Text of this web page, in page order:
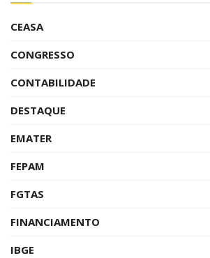
CEASA
CONGRESSO
CONTABILIDADE
DESTAQUE
EMATER
FEPAM
FGTAS
FINANCIAMENTO
IBGE